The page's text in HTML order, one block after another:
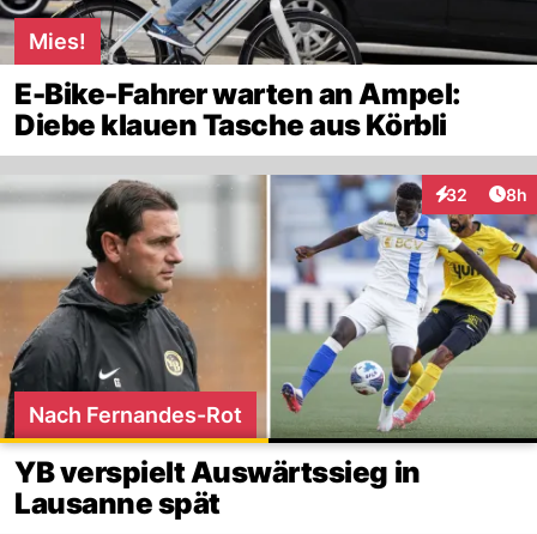
Mies!
E-Bike-Fahrer warten an Ampel:
Diebe klauen Tasche aus Körbli
32
Interaktionen
8h
Nach Fernandes-Rot
YB verspielt Auswärtssieg in
Lausanne spät